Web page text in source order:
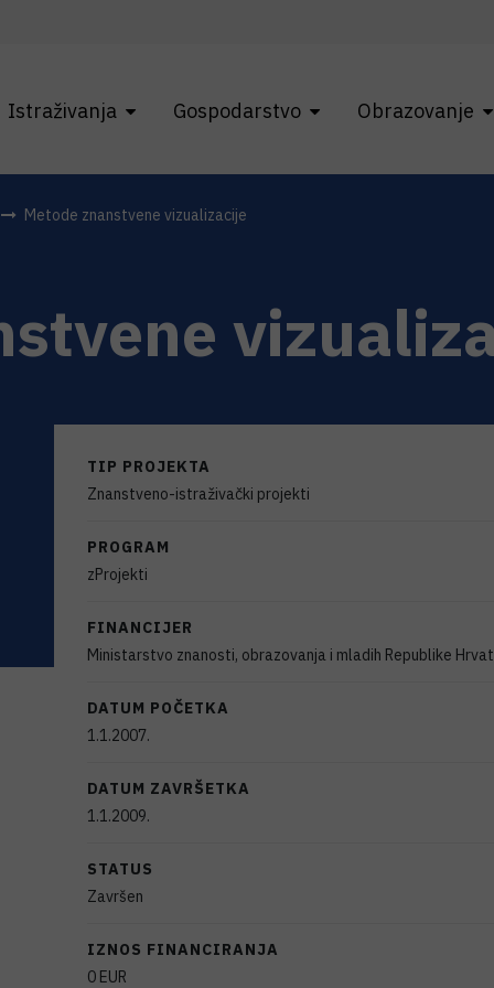
Istraživanja Gospodarstvo Obrazovanje
Metode znanstvene vizualizacije
TIP PROJEKTA
Znanstveno-istraživački projekti
PROGRAM
zProjekti
FINANCIJER
Ministarstvo znanosti, obrazovanja i mladih Republike
DATUM POČETKA
1.1.2007.
DATUM ZAVRŠETKA
1.1.2009.
STATUS
Završen
IZNOS FINANCIRANJA
0 EUR